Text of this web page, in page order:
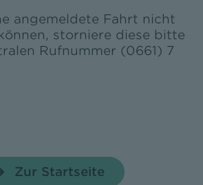
angemeldete Fahrt nicht
storniere diese bitte
Rufnummer (0661) 7
Zur Startseite